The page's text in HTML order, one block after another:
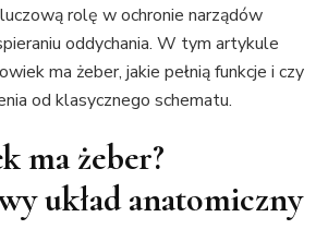
rolę w ochronie narządów
oddychania. W tym artykule
ma żeber, jakie pełnią funkcje i czy
od klasycznego schematu.
ma żeber?
układ anatomiczny